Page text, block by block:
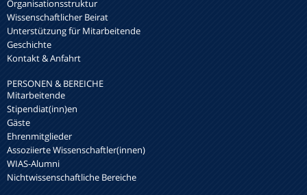
Organisationsstruktur
Wissenschaftlicher Beirat
Unterstützung für Mitarbeitende
Geschichte
Kontakt & Anfahrt
PERSONEN & BEREICHE
Mitarbeitende
Stipendiat(inn)en
Gäste
Ehrenmitglieder
Assoziierte Wissenschaftler(innen)
WIAS-Alumni
Nichtwissenschaftliche Bereiche